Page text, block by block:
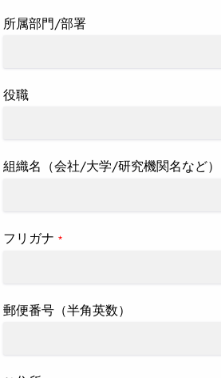
所属部門/部署
役職
組織名（会社/大学/研究機関名など）
フリガナ *
郵便番号（半角英数）